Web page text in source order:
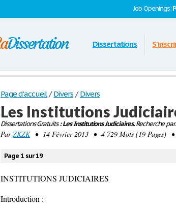
Job Openings:
Dissertations
Page d'accueil / Divers / Divers
Les Institutions
Dissertations Gratuits: Les Institutions Judiciaires.Recherche
ParZKZK• 14 Février 2013 • 4 729 Mots (19 Pages) •
Page 1 sur 19
INSTITUTIONS JUDICIAIRES
Introduction :